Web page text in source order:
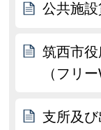
公共施
筑西市
（フリ
支所及